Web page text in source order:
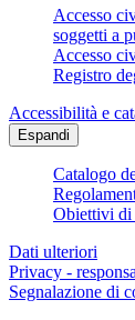
Accesso
soggetti a
Accesso
Registro
Accessibilità e
Espandi
Catalogo
Obiettivi di
Dati ulteriori
Privacy -
Segnalazione di